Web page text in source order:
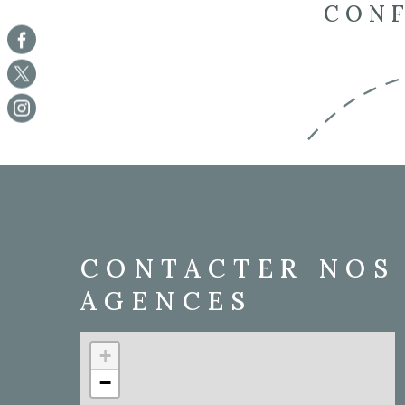
CONTACTER NOS
AGENCES
+
−